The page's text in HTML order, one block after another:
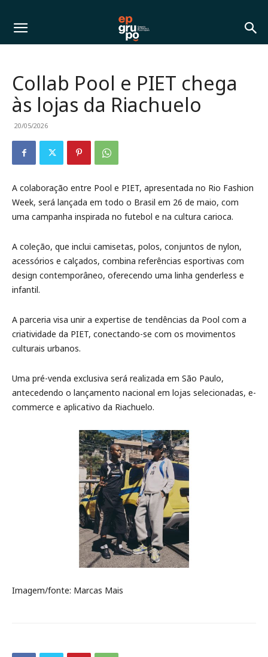
Collab Pool e PIET chega
às lojas da Riachuelo
20/05/2026
A colaboração entre Pool e PIET, apresentada no Rio Fashion
Week, será lançada em todo o Brasil em 26 de maio, com
uma campanha inspirada no futebol e na cultura carioca.
A coleção, que inclui camisetas, polos, conjuntos de nylon,
acessórios e calçados, combina referências esportivas com
design contemporâneo, oferecendo uma linha genderless e
infantil.
A parceria visa unir a expertise de tendências da Pool com a
criatividade da PIET, conectando-se com os movimentos
culturais urbanos.
Uma pré-venda exclusiva será realizada em São Paulo,
antecedendo o lançamento nacional em lojas selecionadas, e-
commerce e aplicativo da Riachuelo.
Imagem/fonte: Marcas Mais